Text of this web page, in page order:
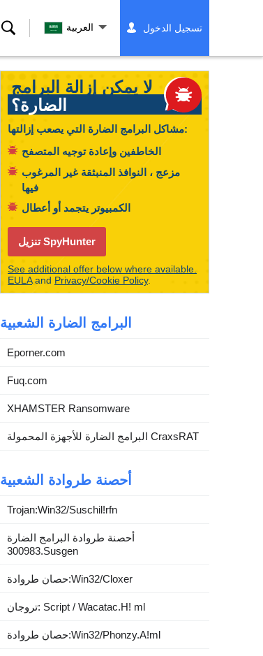
بحث العربية تسجيل الدخول
لا يمكن إزالة البرامج
الضارة؟
مشاكل البرامج الضارة التي يصعب إزالتها:
الخاطفين وإعادة توجيه المتصفح
مزعج ، النوافذ المنبثقة غير المرغوب
فيها
الكمبيوتر يتجمد أو أعطال
تنزيل SpyHunter
See additional offer below where available.
EULAand Privacy/Cookie Policy.
البرامج الضارة الشعبية
Eporner.com
Fuq.com
XHAMSTER Ransomware
البرامج الضارة للأجهزة المحمولة CraxsRAT
أحصنة طروادة الشعبية
Trojan:Win32/Suschil!rfn
أحصنة طروادة البرامج الضارة
300983.Susgen
حصان طروادة:Win32/Cloxer
تروجان: Script / Wacatac.H! ml
حصان طروادة:Win32/Phonzy.A!ml